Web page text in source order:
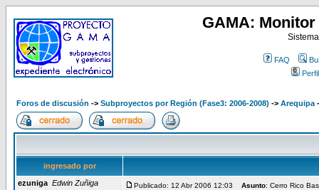
GAMA:
FAQ
Perfil
Foros de discusión -> Subproyectos por Región (Fase3: 2006-2008) -> Arequipa
ingresado por
ezuniga Edwin Zuñiga Publicado: 12 Abr 2006 12:03 Asunto: Cerro Rico